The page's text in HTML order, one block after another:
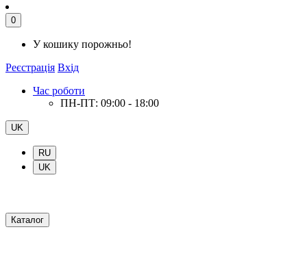
0
У кошику порожньо!
Реєстрація Вхід
Час роботи
ПН-ПТ: 09:00 - 18:00
UK
RU
UK
Каталог